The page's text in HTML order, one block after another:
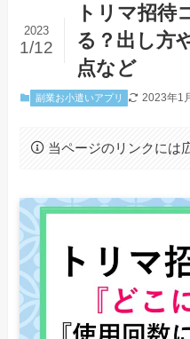
トリマ招待
る？出し方
点など
2023
1/12
副業お小遣いアプリ 2023年1
当ページのリンクには